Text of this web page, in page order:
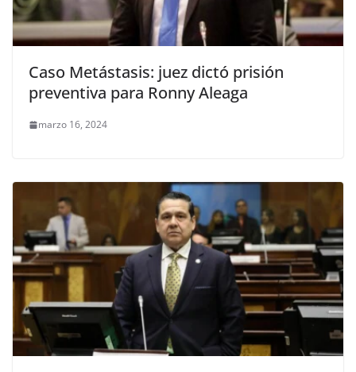
Caso Metástasis: juez dictó prisión
preventiva para Ronny Aleaga
marzo 16, 2024